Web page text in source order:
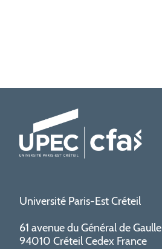
Université Paris-Est Créteil
61 avenue du Général de Gaulle
94010 Créteil Cedex France